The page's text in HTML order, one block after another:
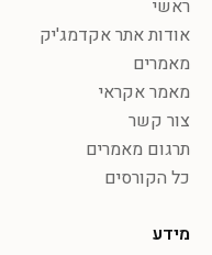
ראשי
אודות אתר אקדמג'יק
מאמרים
מאמר אקראי
צור קשר
תרגום מאמרים
כל הקורסים
מידע